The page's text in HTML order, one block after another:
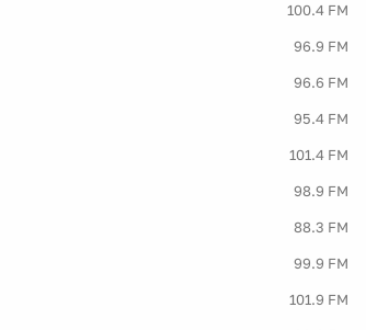
100.4 FM
96.9 FM
96.6 FM
95.4 FM
101.4 FM
98.9 FM
88.3 FM
99.9 FM
101.9 FM